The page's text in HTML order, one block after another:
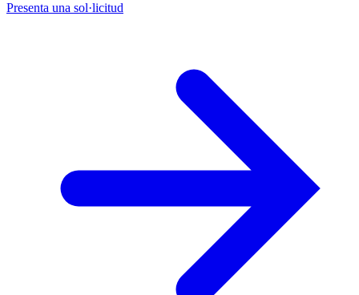
Presenta una sol·licitud